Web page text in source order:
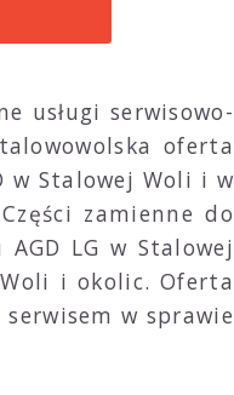
usługi serwisowo-
oferta
w Stalowej Woli i w
zamienne do
LG w Stalowej
i okolic. Oferta
w sprawie